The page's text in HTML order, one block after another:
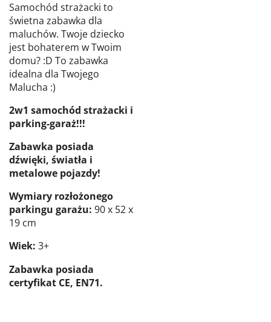
Samochód strażacki to
świetna zabawka dla
maluchów. Twoje dziecko
jest bohaterem w Twoim
domu? :D To zabawka
idealna dla Twojego
Malucha :)
2w1 samochód strażacki i
parking-garaż!!!
Zabawka posiada
dźwięki, światła i
metalowe pojazdy!
Wymiary rozłożonego
parkingu garażu: 90 x 52 x
19 cm
Wiek: 3+
Zabawka posiada
certyfikat CE, EN71.